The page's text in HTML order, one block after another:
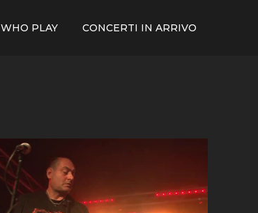
WHO PLAY CONCERTI IN ARRIVO